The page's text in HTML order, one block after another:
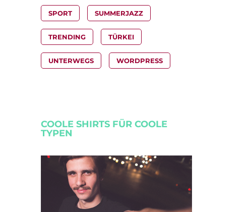
SPORT SUMMERJAZZ
TRENDING TÜRKEI
UNTERWEGS WORDPRESS
COOLE SHIRTS FÜR COOLE
TYPEN